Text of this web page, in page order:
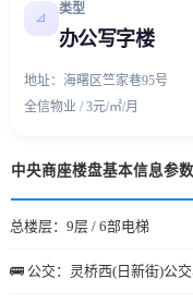
📐
类型
办公写字楼
地址：海曙区竺家巷95号
全信物业 / 3元/㎡/月
中央商座楼盘基本信息参数
总楼层：9层 / 6部电梯
🚌 公交：灵桥西(日新街)公